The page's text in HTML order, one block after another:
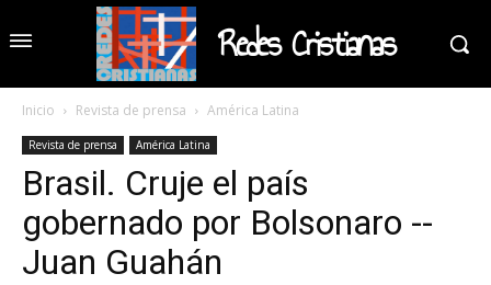
Redes Cristianas
Inicio Revista de prensa América Latina
Revista de prensa América Latina
Brasil. Cruje el país
gobernado por Bolsonaro --
Juan Guahán